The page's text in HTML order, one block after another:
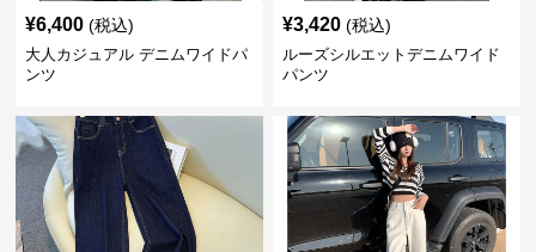
¥6,400 (税込)
大人カジュアル デニムワイドパ
ンツ
¥3,420 (税込)
ルーズシルエットデニムワイド
パンツ